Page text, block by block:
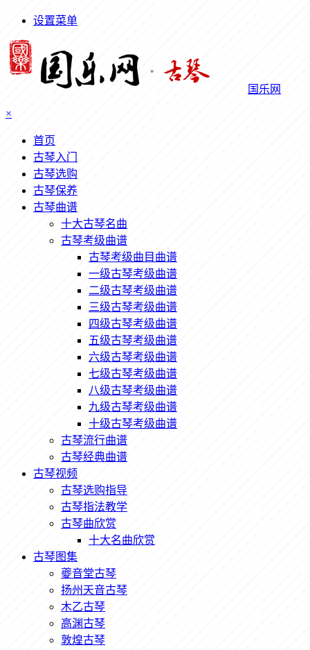
设置菜单
国乐网
×
首页
古琴入门
古琴选购
古琴保养
古琴曲谱
十大古琴名曲
古琴考级曲谱
古琴考级曲目曲谱
一级古琴考级曲谱
二级古琴考级曲谱
三级古琴考级曲谱
四级古琴考级曲谱
五级古琴考级曲谱
六级古琴考级曲谱
七级古琴考级曲谱
八级古琴考级曲谱
九级古琴考级曲谱
十级古琴考级曲谱
古琴流行曲谱
古琴经典曲谱
古琴视频
古琴选购指导
古琴指法教学
古琴曲欣赏
十大名曲欣赏
古琴图集
夔音堂古琴
扬州天音古琴
木乙古琴
高渊古琴
敦煌古琴